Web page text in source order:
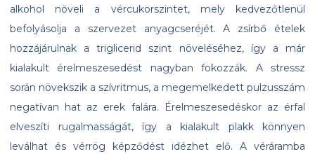
alkohol növeli a vércukorszintet, mely kedvezőtlenül
befolyásolja a szervezet anyagcseréjét. A zsírbő ételek
hozzájárulnak a triglicerid szint növeléséhez, így a már
kialakult érelmeszesedést nagyban fokozzák. A stressz
során növekszik a szívritmus, a megemelkedett pulzusszám
negatívan hat az erek falára. Érelmeszesedéskor az érfal
elveszíti rugalmasságát, így a kialakult plakk könnyen
leválhat és vérrög képződést idézhet elő. A véráramba